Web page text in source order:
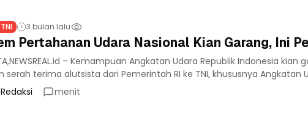
3 bulan lalu
Pertahanan Udara Nasional Kian Garang, Ini
– Kemampuan Angkatan Udara Republik Indonesia kian
serah terima alutsista dari Pemerintah RI ke TNI, khususnya Angkatan
menit